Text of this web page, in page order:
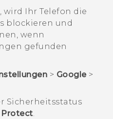
wird Ihr Telefon die
blockieren und
wenn
gefunden
> Google>
Sicherheitsstatus
Protect.